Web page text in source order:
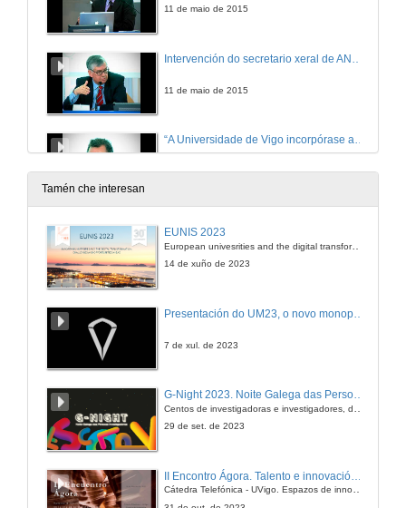
11 de maio de 2015
11 de maio de 2015
“A Universidade de Vigo incorpórase a Triptolemos e con ela chega a frescura marítima que lle faltaba á fundación”
11 de maio de 2015
11 de maio de 2015
Tamén che interesan
EUNIS 2023
European univesrities and the digital transformation: challenges and opportunities ahead
14 de xuño de 2023
7 de xul. de 2023
G-Night 2023. Noite Galega das Persoas Investigadoras. Conciencias creativas
29 de set. de 2023
Cátedra Telefónica - UVigo. Espazos de innovación